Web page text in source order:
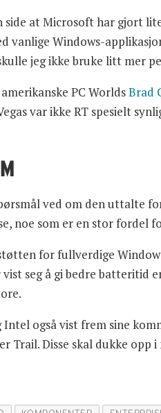
side at Microsoft har gjort
vanlige Windows-
jeg ikke bruke litt mer
PC WorldsBrad
var ikke RT spesielt
ved om den uttalte
noe som er en stor fordel
for fullverdige
seg å gi bedre batteritid
også vist frem sine
Trail. Disse skal dukke